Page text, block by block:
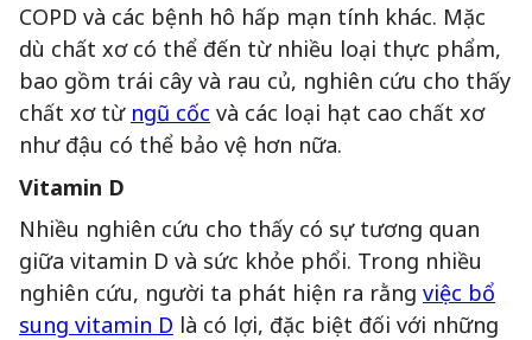
COPD và các bệnh hô hấp mạn tính khác. Mặc
dù chất xơ có thể đến từ nhiều loại thực phẩm,
bao gồm trái cây và rau củ, nghiên cứu cho thấy
chất xơ từ ngũ cốc và các loại hạt cao chất xơ
như đậu có thể bảo vệ hơn nữa.
Vitamin D
Nhiều nghiên cứu cho thấy có sự tương quan
giữa vitamin D và sức khỏe phổi. Trong nhiều
nghiên cứu, người ta phát hiện ra rằng việc bổ
sung vitamin D là có lợi, đặc biệt đối với những